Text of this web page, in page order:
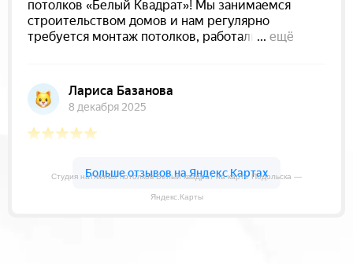
Студия натяжных потолков Белый квадрат на карте Подольска —
Яндекс.Карты